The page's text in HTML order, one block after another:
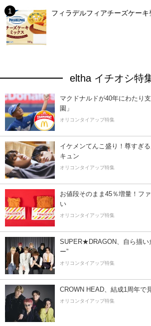
フィラデルフィアチーズケーキ
eltha イチオシ特
マクドナルドが40年にわたり
園」
オリコンタイアップ特集
イケメンてんこ盛り！尊すぎ
キュン
オリコンタイアップ特集
お値段そのまま45％増量！フ
い
オリコンタイアップ特集
SUPER★DRAGON、自ら描い
ー”
オリコンタイアップ特集
CROWN HEAD、結成1周年で
オリコンタイアップ特集